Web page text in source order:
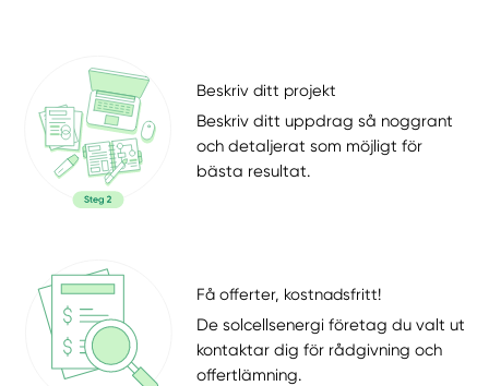
Beskriv ditt projekt
Beskriv ditt uppdrag så noggrant
och detaljerat som möjligt för
bästa resultat.
Få offerter, kostnadsfritt!
De solcellsenergi företag du valt ut
kontaktar dig för rådgivning och
offertlämning.